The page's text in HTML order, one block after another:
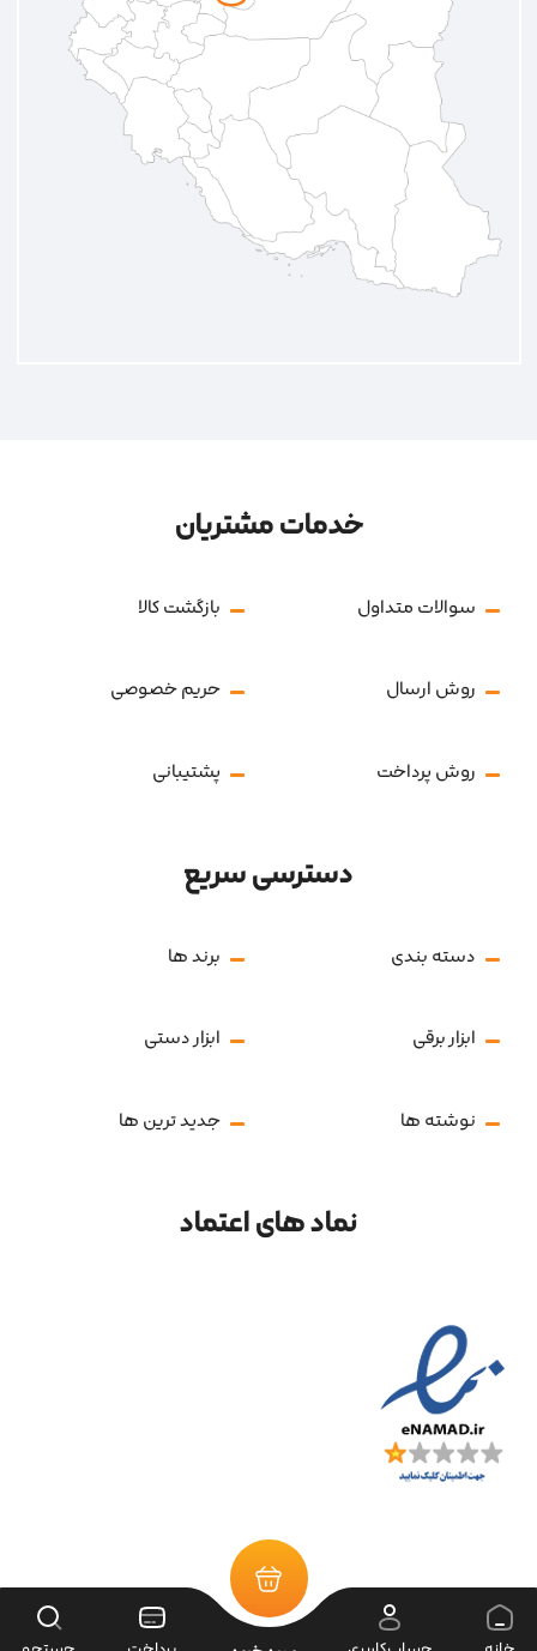
خدمات مشتریان
سوالات متداول بازگشت کالا
روش ارسال حریم خصوصی
روش پرداخت پشتیبانی
دسترسی سریع
دسته بندی برند ها
ابزار برقی ابزار دستی
نوشته ها جدید ترین ها
نماد های اعتماد
تمامی حقوق سایت متعلق به فروشگاه سرای ابزار می‌باشد.